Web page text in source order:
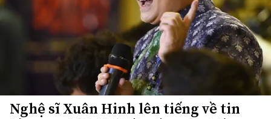
Nghệ sĩ Xuân Hinh lên tiếng về tin